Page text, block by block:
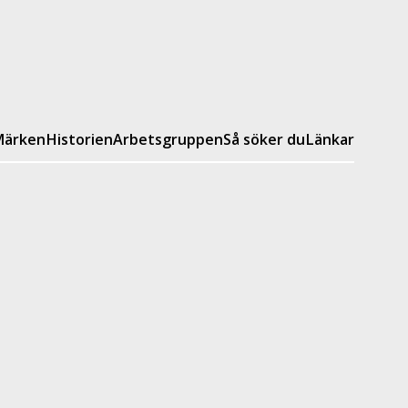
HistorienArbetsgruppenSå söker duLänkar